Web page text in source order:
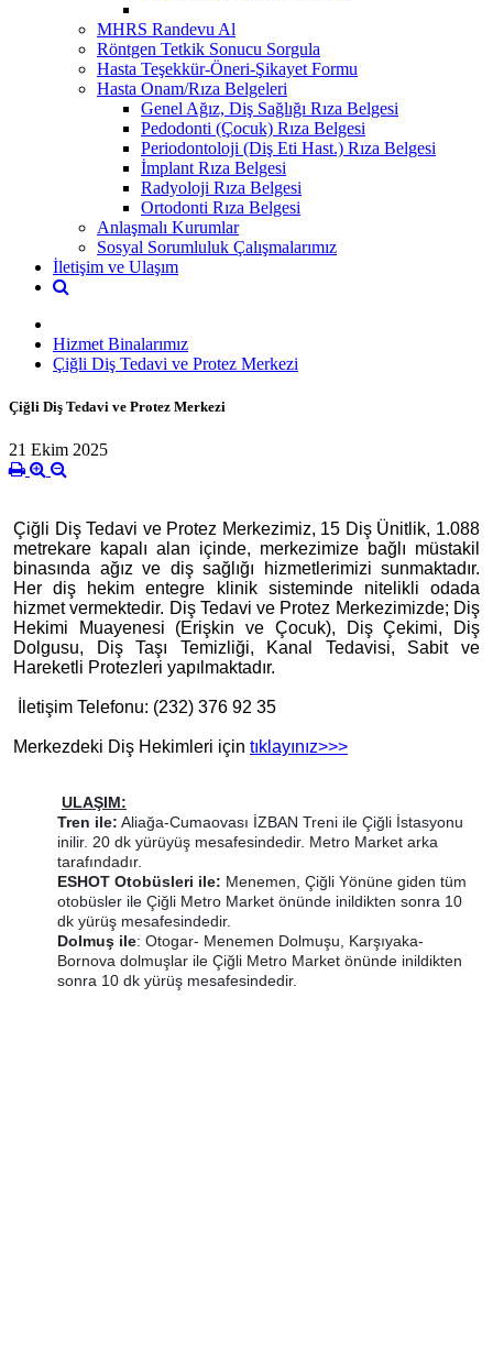
MHRS Randevu Al
Röntgen Tetkik Sonucu Sorgula
Hasta Teşekkür-Öneri-Şikayet Formu
Hasta Onam/Rıza Belgeleri
Genel Ağız, Diş Sağlığı Rıza Belgesi
Pedodonti (Çocuk) Rıza Belgesi
Periodontoloji (Diş Eti Hast.) Rıza Belgesi
İmplant Rıza Belgesi
Radyoloji Rıza Belgesi
Ortodonti Rıza Belgesi
Anlaşmalı Kurumlar
Sosyal Sorumluluk Çalışmalarımız
İletişim ve Ulaşım
Hizmet Binalarımız
Çiğli Diş Tedavi ve Protez Merkezi
Çiğli Diş Tedavi ve Protez Merkezi
21 Ekim 2025
Çiğli Diş Tedavi ve Protez Merkezimiz, 15 Diş Ünitlik, 1.088
metrekare kapalı alan içinde, merkezimize bağlı müstakil
binasında ağız ve diş sağlığı hizmetlerimizi sunmaktadır.
Her diş hekim entegre klinik sisteminde nitelikli odada
hizmet vermektedir. Diş Tedavi ve Protez Merkezimizde; Diş
Hekimi Muayenesi (Erişkin ve Çocuk), Diş Çekimi, Diş
Dolgusu, Diş Taşı Temizliği, Kanal Tedavisi, Sabit ve
Hareketli Protezleri yapılmaktadır.
İletişim Telefonu: (232) 376 92 35
Merkezdeki Diş Hekimleri için tıklayınız>>>
ULAŞIM:
Tren ile: Aliağa-Cumaovası İZBAN Treni ile Çiğli İstasyonu
inilir. 20 dk yürüyüş mesafesindedir. Metro Market arka
tarafındadır.
ESHOT Otobüsleri ile: Menemen, Çiğli Yönüne giden tüm
otobüsler ile Çiğli Metro Market önünde inildikten sonra 10
dk yürüş mesafesindedir.
Dolmuş ile: Otogar- Menemen Dolmuşu, Karşıyaka-
Bornova dolmuşlar ile Çiğli Metro Market önünde inildikten
sonra 10 dk yürüş mesafesindedir.